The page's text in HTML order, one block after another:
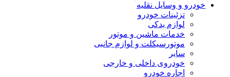
خودرو و وسایل نقلیه
تزئینات خودرو
لوازم یدکی
خدمات ماشین و موتور
موتورسیکلت و لوازم جانبی
سایر
خودروی داخلی و خارجی
اجاره خودرو